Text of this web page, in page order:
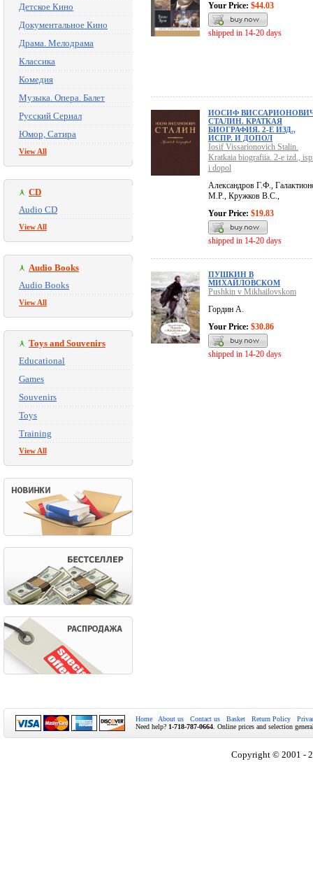
Детское Кино
Документальное Кино
Драма. Мелодрама
Классика
Комедия
Музыка. Опера. Балет
Русский Сериал
Юмор, Сатира
View All
CD
Audio CD
View All
Audio Books
Audio Books
View All
Toys and Souvenirs
Educational
Games
Souvenirs
Toys
Training
View All
Your Price: $44.03
shipped in 14-20 days
ИОСИФ
СТАЛИН. КРАТКАЯ
БИОГРАФИЯ. 2-Е ИЗД.,
ИСПР. И ДОПОЛ
Iosif Vissarionovich Stalin.
Kratkaia biografiia. 2-e izd.,
i dopol
Александров Г.Ф.,
М.Р., Кружков В.С.,
Your Price: $19.83
shipped in 14-20 days
ПУШКИН В
МИХАЙЛОВСКОМ
Pushkin v Mikhailovskom
Гордин А.
Your Price: $30.86
shipped in 14-20 days
Home About us Contact us Basket Return Policy
Need help? 1-718-787-0664 . Online prices and selection
Copyright © 2001 -